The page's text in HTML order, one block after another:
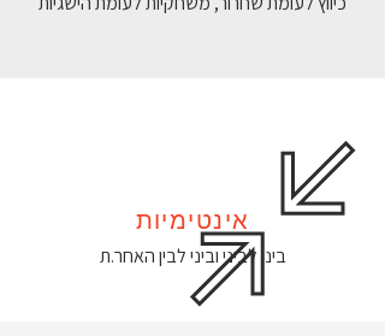
אינטימיות
ביני לביני וביני לבין האחר.ת